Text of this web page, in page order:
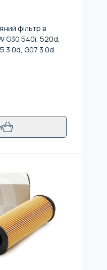
фільтр в
G30 540i, 520d,
3.0d, G07 3.0d